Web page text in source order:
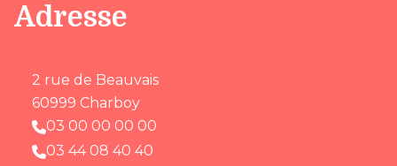
Adresse
2 rue de Beauvais
60999 Charboy
03 00 00 00 00
03 44 08 40 40